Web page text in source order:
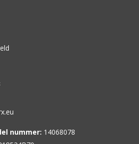
nummer: 14068078